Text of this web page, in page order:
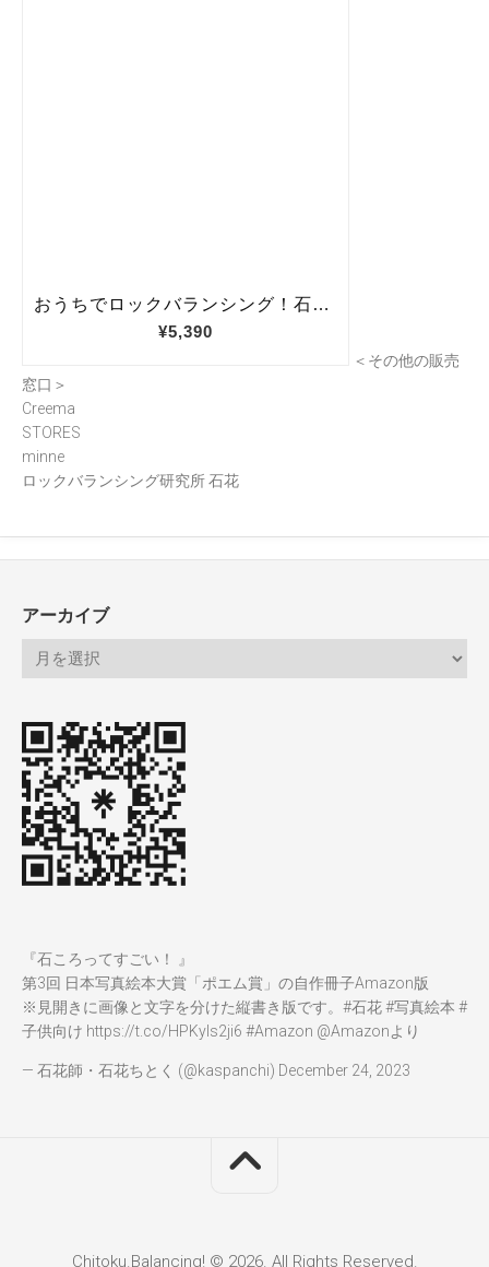
＜その他の販売
窓口＞
Creema
STORES
minne
ロックバランシング研究所 石花
アーカイブ
『石ころってすごい！ 』
第3回 日本写真絵本大賞「ポエム賞」の自作冊子Amazon版
※見開きに画像と文字を分けた縦書き版です。 #石花#写真絵本 #
子供向け https://t.co/HPKyIs2ji6 #Amazon @Amazonより
— 石花師・石花ちとく (@kaspanchi) December 24, 2023
Chitoku.Balancing! © 2026. All Rights Reserved.